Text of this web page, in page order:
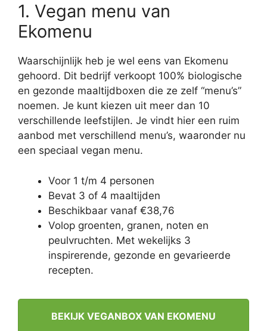
1. Vegan menu van
Ekomenu
Waarschijnlijk heb je wel eens van Ekomenu
gehoord. Dit bedrijf verkoopt 100% biologische
en gezonde maaltijdboxen die ze zelf “menu’s”
noemen. Je kunt kiezen uit meer dan 10
verschillende leefstijlen. Je vindt hier een ruim
aanbod met verschillend menu’s, waaronder nu
een speciaal vegan menu.
Voor 1 t/m 4 personen
Bevat 3 of 4 maaltijden
Beschikbaar vanaf €38,76
Volop groenten, granen, noten en
peulvruchten. Met wekelijks 3
inspirerende, gezonde en gevarieerde
recepten.
BEKIJK VEGANBOX VAN EKOMENU